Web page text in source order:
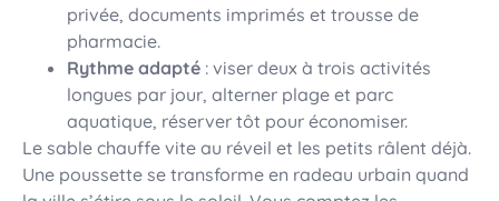
privée, documents imprimés et trousse de
pharmacie.
Rythme adapté : viser deux à trois activités
longues par jour, alterner plage et parc
aquatique, réserver tôt pour économiser.
Le sable chauffe vite au réveil et les petits râlent déjà.
Une poussette se transforme en radeau urbain quand